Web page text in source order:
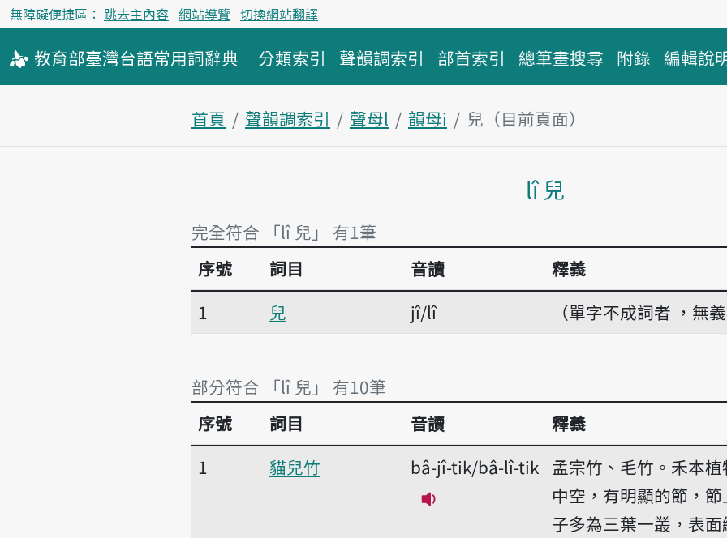
無障礙便捷區： 跳去主內容 網站導覽 切換網站翻譯
教育部臺灣台語常用詞辭典 分類索引 聲韻調索引 部首索引 總筆畫搜尋 附錄 編輯說
首頁 聲韻調索引 聲母l 韻母i
兒（目前頁面）
lî 兒
完全符合 「lî 兒」 有1筆
完全符合 「lî 兒」 有1筆
序號 詞目 音讀
釋義
1
兒 jî/lî （單字不成詞者 ，無義
部分符合 「lî 兒」 有10筆
部分符合 「lî 兒」 有10筆
序號 詞目 音讀
釋義
1
貓兒竹 bâ-jî-tik/bâ-lî-tik
播放音讀bâ-jî-tik/bâ-lî-tik
孟宗竹、毛竹。禾本
中空，有明顯的節，
子多為三葉一叢，表